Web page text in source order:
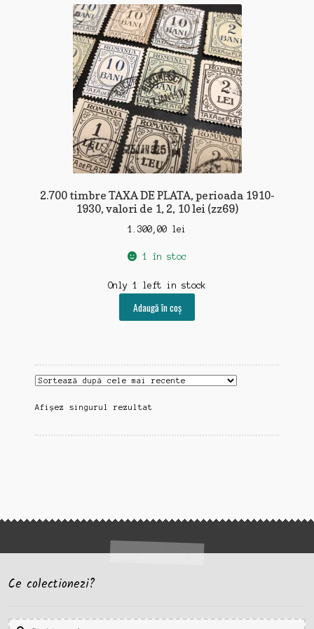
2.700 timbre TAXA DE PLATA, perioada 1910-
1930, valori de 1, 2, 10 lei (zz69)
1.300,00 lei
1 în stoc
Only 1 left in stock
Adaugă în coș
Afișez singurul rezultat
Ce colectionezi?
Caută
Caută